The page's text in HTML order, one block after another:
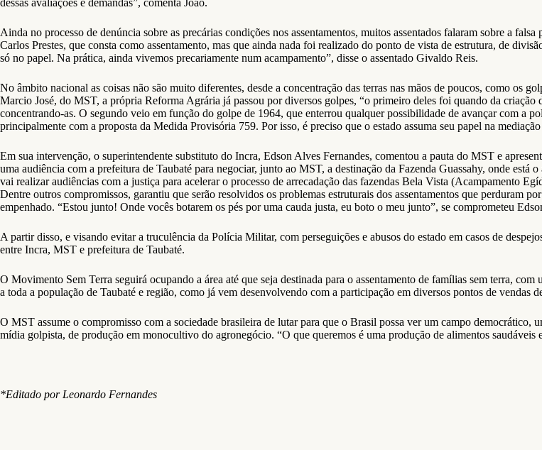
dessas avaliações e demandas”, comenta João.
Ainda no processo de denúncia sobre as precárias condições nos assentamentos, muitos assentados falaram sobre a
Carlos Prestes, que consta como assentamento, mas que ainda nada foi realizado do ponto de vista de estrutura, de
só no papel. Na prática, ainda vivemos precariamente num acampamento”, disse o assentado Givaldo Reis.
No âmbito nacional as coisas não são muito diferentes, desde a concentração das terras nas mãos de poucos, como os
Marcio José, do MST, a própria Reforma Agrária já passou por diversos golpes, “o primeiro deles foi quando da
concentrando-as. O segundo veio em função do golpe de 1964, que enterrou qualquer possibilidade de avançar com
principalmente com a proposta da Medida Provisória 759. Por isso, é preciso que o estado assuma seu papel na
Em sua intervenção, o superintendente substituto do Incra, Edson Alves Fernandes, comentou a pauta do MST e
uma audiência com a prefeitura de Taubaté para negociar, junto ao MST, a destinação da Fazenda Guassahy, onde
vai realizar audiências com a justiça para acelerar o processo de arrecadação das fazendas Bela Vista (Acampamento
Dentre outros compromissos, garantiu que serão resolvidos os problemas estruturais dos assentamentos que perduram
empenhado. “Estou junto! Onde vocês botarem os pés por uma cauda justa, eu boto o meu junto”, se comprometeu
A partir disso, e visando evitar a truculência da Polícia Militar, com perseguições e abusos do estado em casos de
entre Incra, MST e prefeitura de Taubaté.
O Movimento Sem Terra seguirá ocupando a área até que seja destinada para o assentamento de famílias sem terra,
a toda a população de Taubaté e região, como já vem desenvolvendo com a participação em diversos pontos de vendas
O MST assume o compromisso com a sociedade brasileira de lutar para que o Brasil possa ver um campo democrático,
mídia golpista, de produção em monocultivo do agronegócio. “O que queremos é uma produção de alimentos saudáveis
*Editado por Leonardo Fernandes